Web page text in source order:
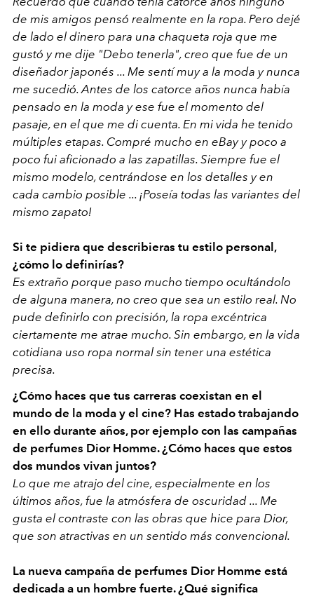
de mis amigos pensó realmente en la ropa. Pero dejé
de lado el dinero para una chaqueta roja que me
gustó y me dije "Debo tenerla", creo que fue de un
diseñador japonés ... Me sentí muy a la moda y nunca
me sucedió. Antes de los catorce años nunca había
pensado en la moda y ese fue el momento del
pasaje, en el que me di cuenta. En mi vida he tenido
múltiples etapas. Compré mucho en eBay y poco a
poco fui aficionado a las zapatillas. Siempre fue el
mismo modelo, centrándose en los detalles y en
cada cambio posible ... ¡Poseía todas las variantes del
mismo zapato!
Si te pidiera que describieras tu estilo personal,
¿cómo lo definirías?
Es extraño porque paso mucho tiempo ocultándolo
de alguna manera, no creo que sea un estilo real. No
pude definirlo con precisión, la ropa excéntrica
ciertamente me atrae mucho. Sin embargo, en la vida
cotidiana uso ropa normal sin tener una estética
precisa.
¿Cómo haces que tus carreras coexistan en el
mundo de la moda y el cine? Has estado trabajando
en ello durante años, por ejemplo con las campañas
de perfumes Dior Homme. ¿Cómo haces que estos
dos mundos vivan juntos?
Lo que me atrajo del cine, especialmente en los
últimos años, fue la atmósfera de oscuridad ... Me
gusta el contraste con las obras que hice para Dior,
que son atractivas en un sentido más convencional.
La nueva campaña de perfumes Dior Homme está
dedicada a un hombre fuerte. ¿Qué significa